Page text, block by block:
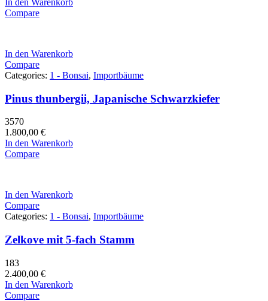
Compare
In den Warenkorb
Compare
Categories: 1 - Bonsai, Importbäume
Pinus thunbergii, Japanische Schwarzkiefer
3570
1.800,00 €
In den Warenkorb
Compare
In den Warenkorb
Compare
Categories: 1 - Bonsai, Importbäume
Zelkove mit 5-fach Stamm
183
2.400,00 €
In den Warenkorb
Compare